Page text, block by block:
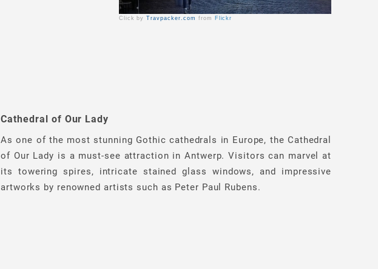
Click byTravpacker.com from Flickr
Cathedral of Our Lady
As one of the most stunning Gothic cathedrals in Europe, the Cathedral
of Our Lady is a must-see attraction in Antwerp. Visitors can marvel at
its towering spires, intricate stained glass windows, and impressive
artworks by renowned artists such as Peter Paul Rubens.